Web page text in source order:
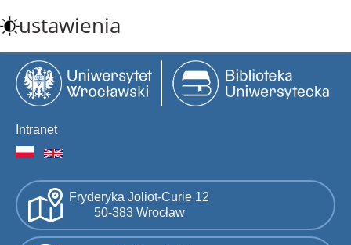
do
treści
ustawienia
Intranet
Fryderyka Joliot-Curie 12
50-383 Wrocław